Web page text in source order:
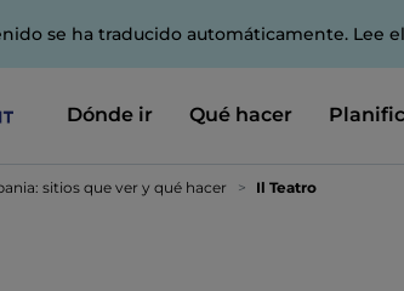
se ha traducido automáticamente. Lee el
Dónde ir Qué hacer
sitios que ver y qué hacer Il Teatro